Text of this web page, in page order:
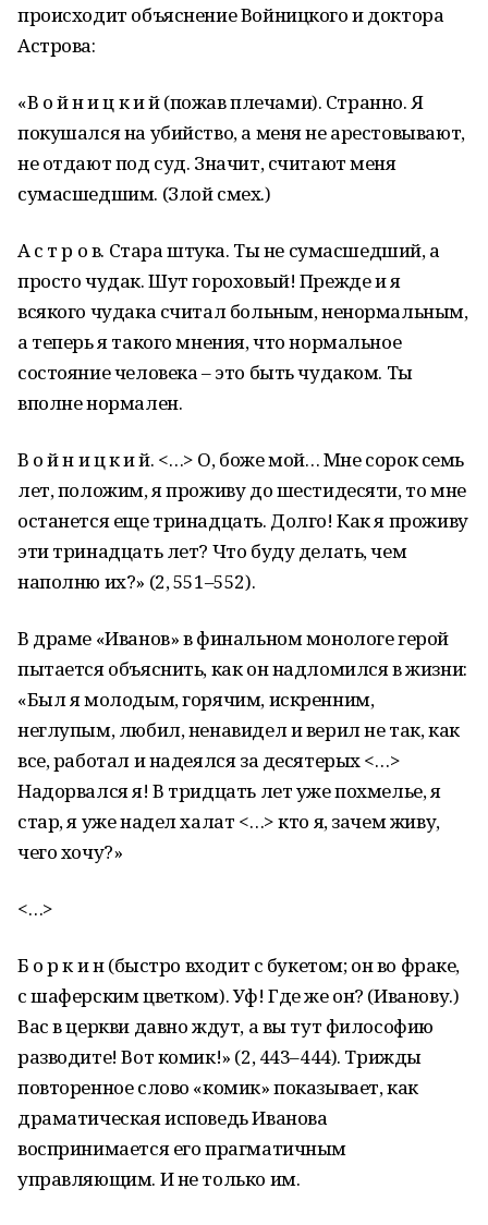
происходит объяснение Войницкого и доктора
Астрова:
«В о й н и ц к и й (пожав плечами). Странно. Я
покушался на убийство, а меня не арестовывают,
не отдают под суд. Значит, считают меня
сумасшедшим. (Злой смех.)
А с т р о в. Стара штука. Ты не сумасшедший, а
просто чудак. Шут гороховый! Прежде и я
всякого чудака считал больным, ненормальным,
а теперь я такого мнения, что нормальное
состояние человека – это быть чудаком. Ты
вполне нормален.
В о й н и ц к и й. <…> О, боже мой… Мне сорок семь
лет, положим, я проживу до шестидесяти, то мне
останется еще тринадцать. Долго! Как я проживу
эти тринадцать лет? Что буду делать, чем
наполню их?» (2, 551–552).
В драме «Иванов» в финальном монологе герой
пытается объяснить, как он надломился в жизни:
«Был я молодым, горячим, искренним,
неглупым, любил, ненавидел и верил не так, как
все, работал и надеялся за десятерых <…>
Надорвался я! В тридцать лет уже похмелье, я
стар, я уже надел халат <…> кто я, зачем живу,
чего хочу?»
<…>
Б о р к и н (быстро входит с букетом; он во фраке,
с шаферским цветком). Уф! Где же он? (Иванову.)
Вас в церкви давно ждут, а вы тут философию
разводите! Вот комик!» (2, 443–444). Трижды
повторенное слово «комик» показывает, как
драматическая исповедь Иванова
воспринимается его прагматичным
управляющим. И не только им.